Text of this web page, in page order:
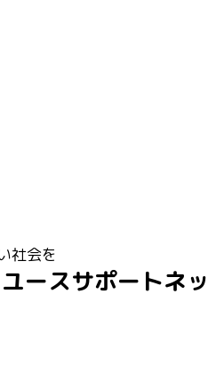
社会を
ースサポートネ